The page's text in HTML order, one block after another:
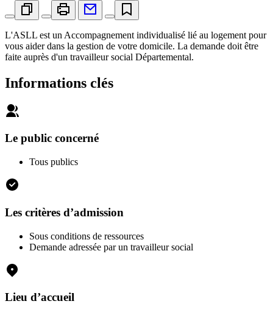
L'ASLL est un Accompagnement individualisé lié au logement pour
vous aider dans la gestion de votre domicile. La demande doit être
faite auprès d'un travailleur social Départemental.
Informations clés
Le public concerné
Tous publics
Les critères d’admission
Sous conditions de ressources
Demande adressée par un travailleur social
Lieu d’accueil